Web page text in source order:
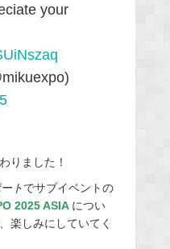
your
りました！
トでサブイベントの
2025 ASIA につい
楽しみにしていてく